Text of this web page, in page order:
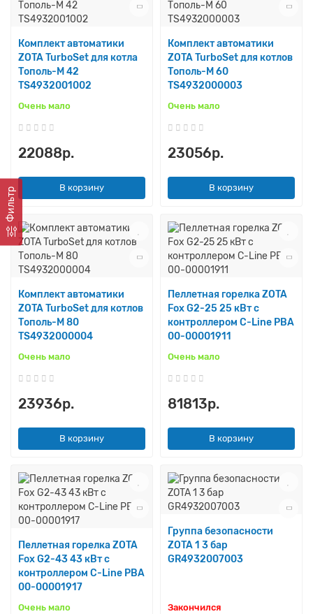
Фильтр
Комплект автоматики
ZOTA TurboSet для котла
Тополь-М 42
TS4932001002
Очень мало
22088р.
В корзину
Комплект автоматики
ZOTA TurboSet для котлов
Тополь-М 60
TS4932000003
Очень мало
23056р.
В корзину
Комплект автоматики
ZOTA TurboSet для котлов
Тополь-М 80
TS4932000004
Очень мало
23936р.
В корзину
Пеллетная горелка ZOTA
Fox G2-25 25 кВт с
контроллером C-Line PBA
00-00001911
Очень мало
81813р.
В корзину
Пеллетная горелка ZOTA
Fox G2-43 43 кВт с
контроллером C-Line PBA
00-00001917
Очень мало
Группа безопасности
ZOTA 1 3 бар
GR4932007003
Закончился